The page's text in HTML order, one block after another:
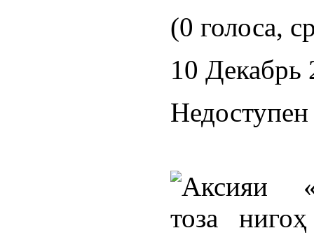
(0 голоса,
10 Декабрь